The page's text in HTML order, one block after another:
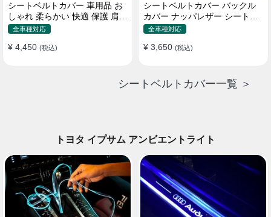
シートベルトカバー 車用品 お
しゃれ 柔らかい 快適 保護 肩当
てパッド 圧迫感軽減
全車種対応
¥ 4,450 (税込)
シートベルトカバー バックル
カバー ナッパレザー シートベ
ルトパッド 異音防止 傷防止 マ
全車種対応
¥ 3,650 (税込)
シートベルトカバー一覧 ＞
トヨタ イプサム アンビエントライト